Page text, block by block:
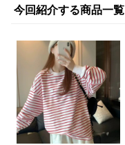
今回紹介する商品一覧